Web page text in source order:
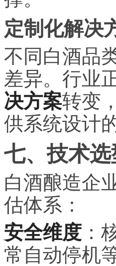
定制化解决
不同白酒品
差异。行业
决方案转变
供系统设计
七、技术
白酒酿造企
估体系：
安全维度 ：
常自动停机